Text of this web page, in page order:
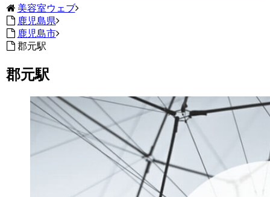
美容室ウェブ
鹿児島県
鹿児島市
郡元駅
郡元駅